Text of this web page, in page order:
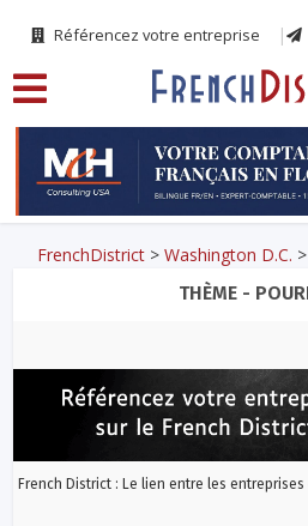
Référencez votre entreprise
FrenchDistrict >Washington D.C.
THÈME -
French District : Le lien entre les